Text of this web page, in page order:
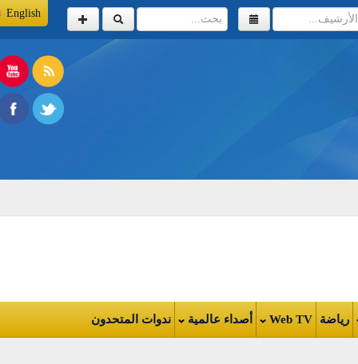
English
Web TV أصداء عالمية ندوات المتحدون